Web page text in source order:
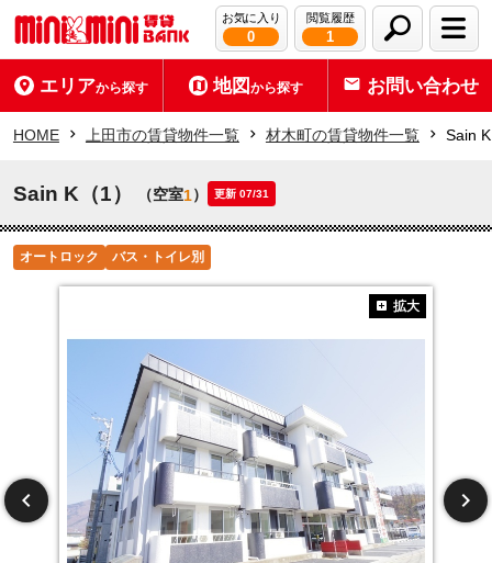
お気に入り
0
閲覧履歴
1
エリアから探す 地図から探す お問い合わせ
HOME 上田市の賃貸物件一覧 材木町の賃貸物件一覧 Sain
Sain K（1） （空室1） 更新 07/31
オートロック バス・トイレ別
拡大